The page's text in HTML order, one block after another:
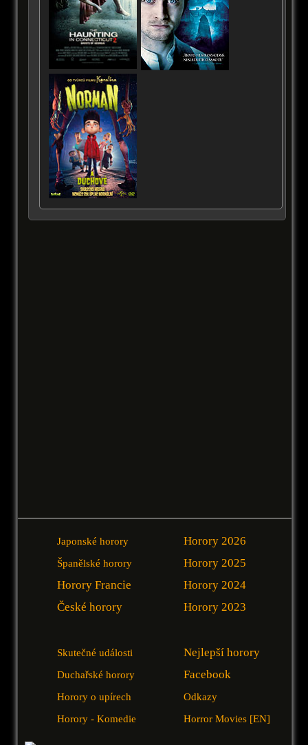
Japonské horory
Španělské horory
Horory Francie
České horory
Horory 2026
Horory 2025
Horory 2024
Horory 2023
Skutečné události
Duchařské horory
Horory o upírech
Horory - Komedie
Nejlepší horory
Facebook
Odkazy
Horror Movies [EN]